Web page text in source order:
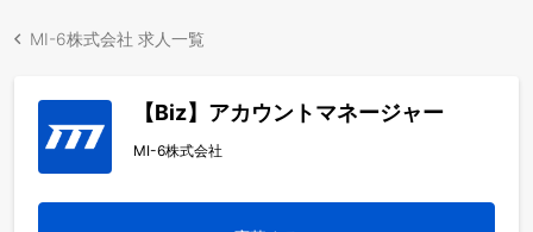
MI-6株式会社 求人一覧
【Biz】アカウントマネージャー
MI-6株式会社